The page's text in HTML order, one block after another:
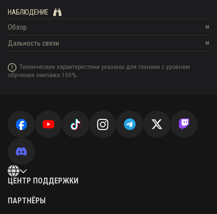
НАБЛЮДЕНИЕ
м
Обзор
м
Дальность связи
Технические характеристики указаны для техники с уровнем
обучения экипажа 100%.
ЦЕНТР ПОДДЕРЖКИ
ПАРТНЁРЫ